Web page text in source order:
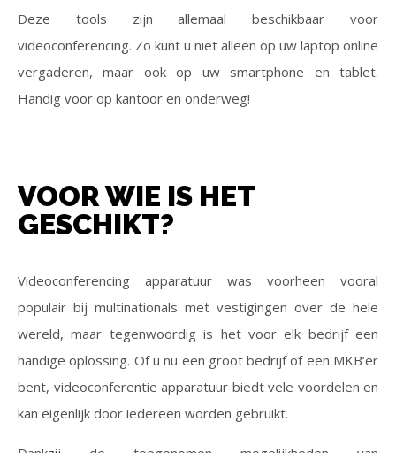
Deze tools zijn allemaal beschikbaar voor
videoconferencing. Zo kunt u niet alleen op uw laptop online
vergaderen, maar ook op uw smartphone en tablet.
Handig voor op kantoor en onderweg!
VOOR WIE IS HET
GESCHIKT?
Videoconferencing apparatuur was voorheen vooral
populair bij multinationals met vestigingen over de hele
wereld, maar tegenwoordig is het voor elk bedrijf een
handige oplossing. Of u nu een groot bedrijf of een MKB’er
bent, videoconferentie apparatuur biedt vele voordelen en
kan eigenlijk door iedereen worden gebruikt.